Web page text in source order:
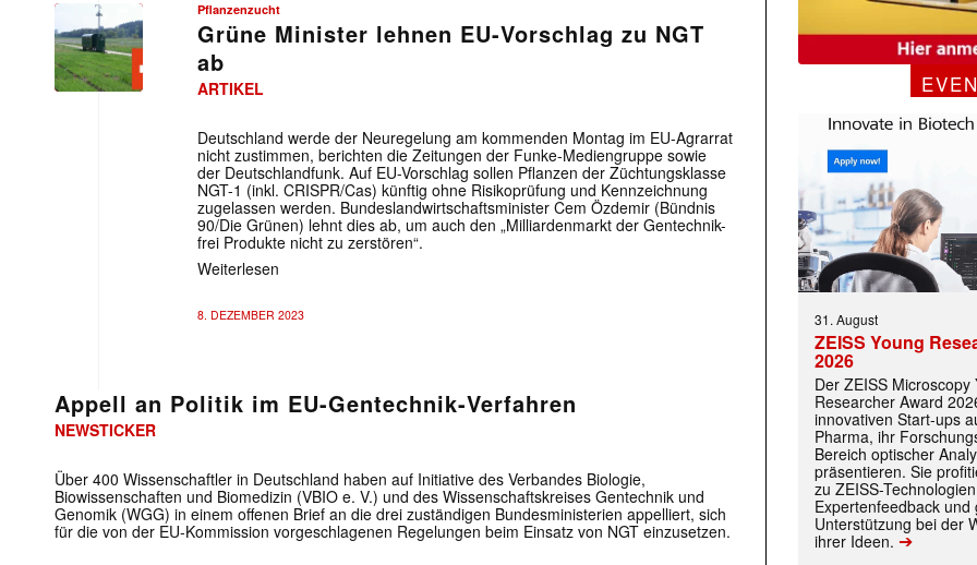
Mit dem |transkript-Newsletter jede Woche aktuell
Pflanzenzucht
Grüne Minister lehnen EU-Vorschlag zu NGT
ab
ARTIKEL
Deutschland werde der Neuregelung am kommenden Montag im EU-Agrarrat
nicht zustimmen, berichten die Zeitungen der Funke-Mediengruppe sowie
der Deutschlandfunk. Auf EU-Vorschlag sollen Pflanzen der Züchtungsklasse
NGT-1 (inkl. CRISPR/Cas) künftig ohne Risikoprüfung und Kennzeichnung
zugelassen werden. Bundeslandwirtschaftsminister Cem Özdemir (Bündnis
90/Die Grünen) lehnt dies ab, um auch den „Milliardenmarkt der Gentechnik-
frei Produkte nicht zu zerstören“.
Weiterlesen
8. DEZEMBER 2023
Appell an Politik im EU-Gentechnik-Verfahren
NEWSTICKER
Über 400 Wissenschaftler in Deutschland haben auf Initiative des Verbandes Biologie,
Biowissenschaften und Biomedizin (VBIO e. V.) und des Wissenschaftskreises Gentechnik und
Genomik (WGG) in einem offenen Brief an die drei zuständigen Bundesministerien appelliert, sich
für die von der EU-Kommission vorgeschlagenen Regelungen beim Einsatz von NGT einzusetzen.
31. August
ZEISS Young
2026
Der ZEISS Microscopy
Researcher Award
innovativen Start-ups
Pharma, ihr
Bereich optischer
präsentieren. Sie
zu ZEISS-
Expertenfeedback und
Unterstützung bei der
ihrer Ideen. ➔